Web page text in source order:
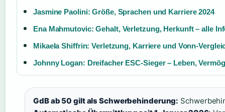
Jasmine Paolini: Größe, Sprachen und Karriere 2024
Ena Mahmutovic: Gehalt, Verletzung, Herkunft – alle
Mikaela Shiffrin: Verletzung, Karriere und Vonn-
Johnny Logan: Dreifacher ESC-Sieger – Leben,
GdB ab 50 gilt als Schwerbehinderung: